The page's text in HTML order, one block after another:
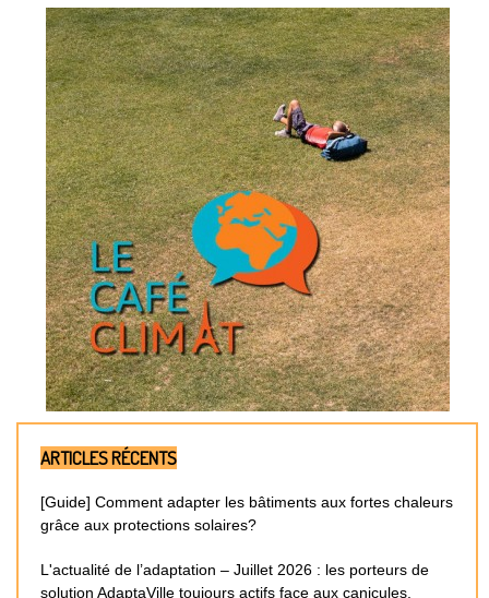
ARTICLES RÉCENTS
[Guide] Comment adapter les bâtiments aux fortes chaleurs
grâce aux protections solaires?
L'actualité de l’adaptation – Juillet 2026 : les porteurs de
solution AdaptaVille toujours actifs face aux canicules,